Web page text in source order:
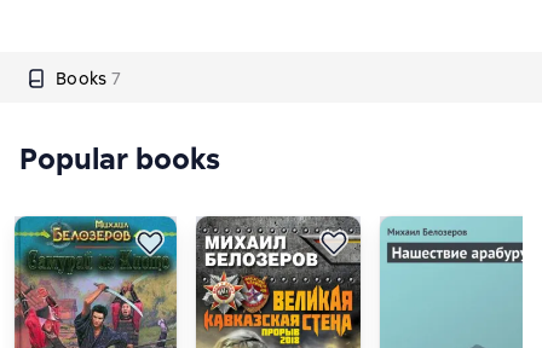
Books 7
Popular books